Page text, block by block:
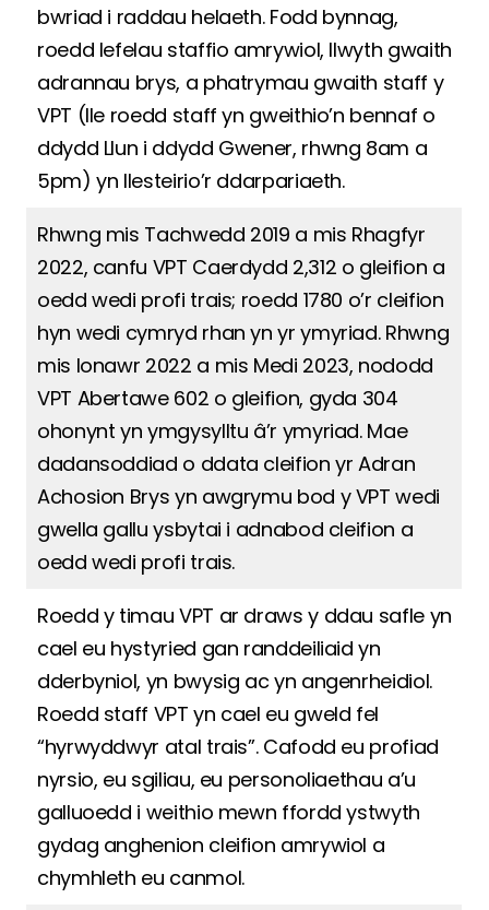
bwriad i raddau helaeth. Fodd bynnag,
roedd lefelau staffio amrywiol, llwyth gwaith
adrannau brys, a phatrymau gwaith staff y
VPT (lle roedd staff yn gweithio’n bennaf o
ddydd Llun i ddydd Gwener, rhwng 8am a
5pm) yn llesteirio’r ddarpariaeth.
Rhwng mis Tachwedd 2019 a mis Rhagfyr
2022, canfu VPT Caerdydd 2,312 o gleifion a
oedd wedi profi trais; roedd 1780 o’r cleifion
hyn wedi cymryd rhan yn yr ymyriad. Rhwng
mis Ionawr 2022 a mis Medi 2023, nododd
VPT Abertawe 602 o gleifion, gyda 304
ohonynt yn ymgysylltu â’r ymyriad. Mae
dadansoddiad o ddata cleifion yr Adran
Achosion Brys yn awgrymu bod y VPT wedi
gwella gallu ysbytai i adnabod cleifion a
oedd wedi profi trais.
Roedd y timau VPT ar draws y ddau safle yn
cael eu hystyried gan randdeiliaid yn
dderbyniol, yn bwysig ac yn angenrheidiol.
Roedd staff VPT yn cael eu gweld fel
“hyrwyddwyr atal trais”. Cafodd eu profiad
nyrsio, eu sgiliau, eu personoliaethau a’u
galluoedd i weithio mewn ffordd ystwyth
gydag anghenion cleifion amrywiol a
chymhleth eu canmol.